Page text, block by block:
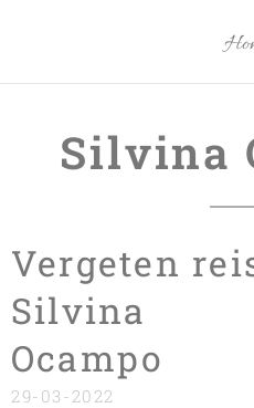
Silvina
Vergeten
Silvina
Ocampo
29-03-2022